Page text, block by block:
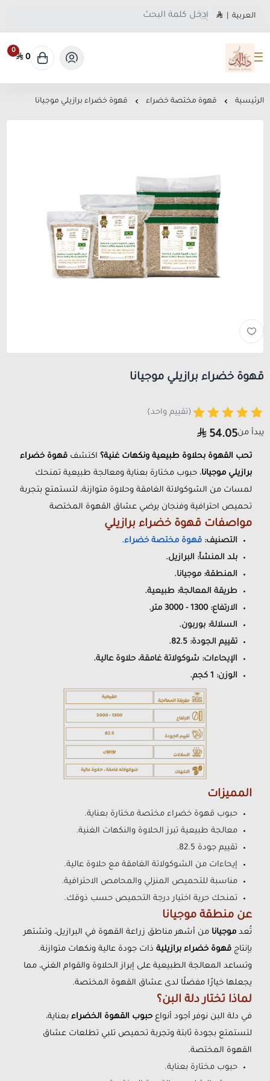
العربية
متجر دلة البن
0
0
الرئيسية قهوة مختصة خضراء قهوة خضراء برازيلي موجيانا
قهوة خضراء برازيلي موجيانا
(تقييم واحد)
يبدأ من54.05
تحب القهوة بحلاوة طبيعية ونكهات غنية؟ اكتشف قهوة خضراء
برازيلي موجيانا، حبوب مختارة بعناية ومعالجة طبيعية تمنحك
لمسات من الشوكولاتة الغامقة وحلاوة متوازنة، لتستمتع بتجربة
تحميص احترافية وفنجان يرضي عشاق القهوة المختصة
مواصفات قهوة خضراء برازيلي
التصنيف: قهوة مختصة خضراء.
بلد المنشأ: البرازيل.
المنطقة: موجيانا.
طريقة المعالجة: طبيعية.
الارتفاع: 1300 - 3000 متر.
السلالة: بوربون.
تقييم الجودة: 82.5.
الإيحاءات: شوكولاتة غامقة، حلاوة عالية.
الوزن: 1 كجم.
المميزات
حبوب قهوة خضراء مختصة مختارة بعناية.
معالجة طبيعية تبرز الحلاوة والنكهات الغنية.
تقييم جودة 82.5.
إيحاءات من الشوكولاتة الغامقة مع حلاوة عالية.
مناسبة للتحميص المنزلي والمحامص الاحترافية.
تمنحك حرية اختيار درجة التحميص حسب ذوقك.
عن منطقة موجيانا
تُعد موجيانا من أشهر مناطق زراعة القهوة في البرازيل، وتشتهر
بإنتاج قهوة خضراء برازيلية ذات جودة عالية ونكهات متوازنة.
وتساعد المعالجة الطبيعية على إبراز الحلاوة والقوام الغني، مما
يجعلها خيارًا مفضلًا لدى عشاق القهوة المختصة.
لماذا تختار دلة البن؟
في دلة البن نوفر أجود أنواعحبوب القهوة الخضراء بعناية،
لتستمتع بجودة ثابتة وتجربة تحميص تلبي تطلعات عشاق
القهوة المختصة.
حبوب مختارة بعناية.